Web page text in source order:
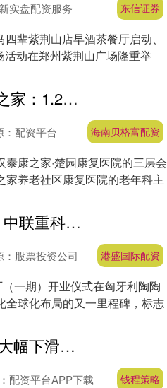
东信证券
实盘配资服务
辈紫荆山店早酒茶餐厅启动、
活动在郑州紫荆山广场隆重举
海南贝格富配资 健博会纪实｜泰康之家：1.2万个拉绳报警点改变了什么？
海南贝格富配资
：配资平台
康之家·楚园康复医院的三层会
养老社区康复医院的老年科主
港盛国际配资 全球化布局新里程碑! 中联重科智能高机匈牙利工厂(一期)开业
港盛国际配资
：股票投资公司
一期）开业仪式在匈牙利陶陶
全球化布局的又一里程碑，标志
钱程策略 舍得酒业2025年盈利能力大幅下滑，净利润缩水超三成
钱程策略
配资平台APP下载